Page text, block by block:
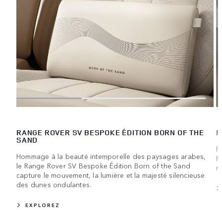
RANGE ROVER SV BESPOKE ÉDITION BORN OF THE
SAND
Hommage à la beauté intemporelle des paysages arabes,
le Range Rover SV Bespoke Édition Born of the Sand
capture le mouvement, la lumière et la majesté silencieuse
des dunes ondulantes.
EXPLOREZ